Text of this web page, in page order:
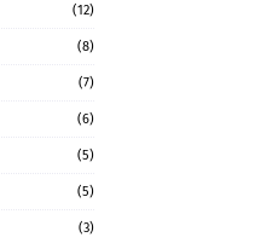
(12)
(8)
(7)
(6)
(5)
(5)
(3)